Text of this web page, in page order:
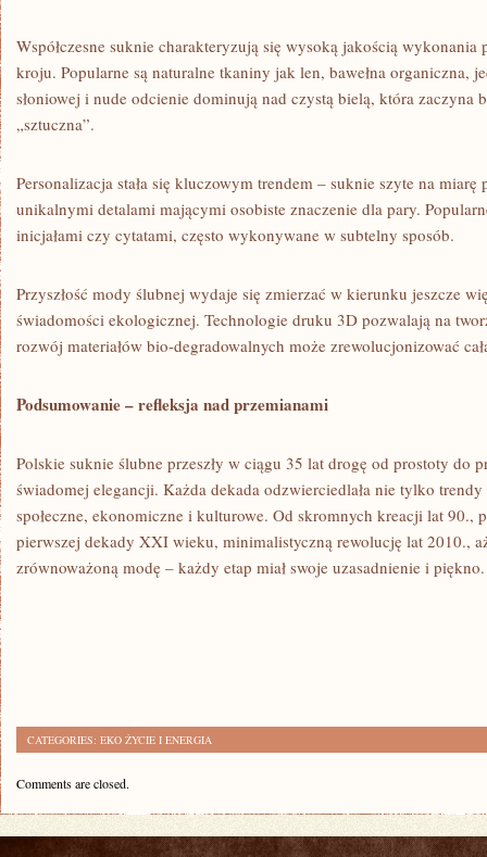
Współczesne suknie charakteryzują się wysoką jakością wykonania
kroju. Popularne są naturalne tkaniny jak len, bawełna organiczna,
słoniowej i nude odcienie dominują nad czystą bielą, która zaczyna
„sztuczna”.
Personalizacja stała się kluczowym trendem – suknie szyte na
unikalnymi detalami mającymi osobiste znaczenie dla pary.
inicjałami czy cytatami, często wykonywane w subtelny sposób.
Przyszłość mody ślubnej wydaje się zmierzać w kierunku jeszcze
świadomości ekologicznej. Technologie druku 3D pozwalają na
rozwój materiałów bio-degradowalnych może zrewolucjonizować
Podsumowanie – refleksja nad przemianami
Polskie suknie ślubne przeszły w ciągu 35 lat drogę od prostoty do
świadomej elegancji. Każda dekada odzwierciedlała nie tylko
społeczne, ekonomiczne i kulturowe. Od skromnych kreacji lat 90.,
pierwszej dekady XXI wieku, minimalistyczną rewolucję lat 2010.,
zrównoważoną modę – każdy etap miał swoje uzasadnienie i piękno.
CATEGORIES: EKO ŻYCIE I ENERGIA
Comments are closed.